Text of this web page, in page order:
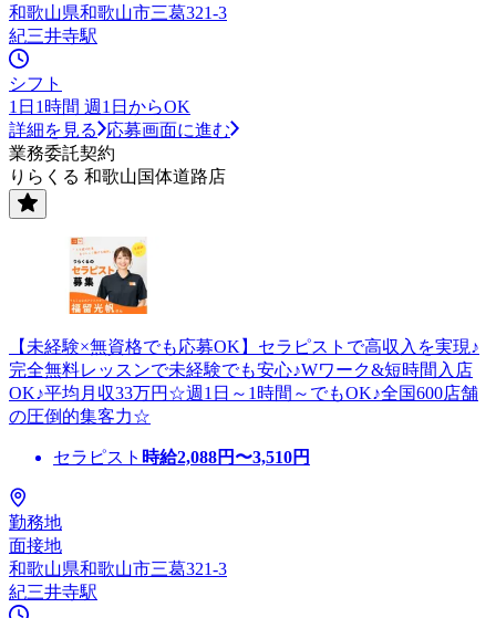
和歌山県和歌山市三葛321-3
紀三井寺駅
シフト
1日1時間 週1日からOK
詳細を見る
応募画面に進む
業務委託契約
りらくる 和歌山国体道路店
【未経験×無資格でも応募OK】セラピストで高収入を実現♪
完全無料レッスンで未経験でも安心♪Wワーク&短時間入店
OK♪平均月収33万円☆週1日～1時間～でもOK♪全国600店舗
の圧倒的集客力☆
セラピスト 時給2,088円〜3,510円
勤務地
面接地
和歌山県和歌山市三葛321-3
紀三井寺駅